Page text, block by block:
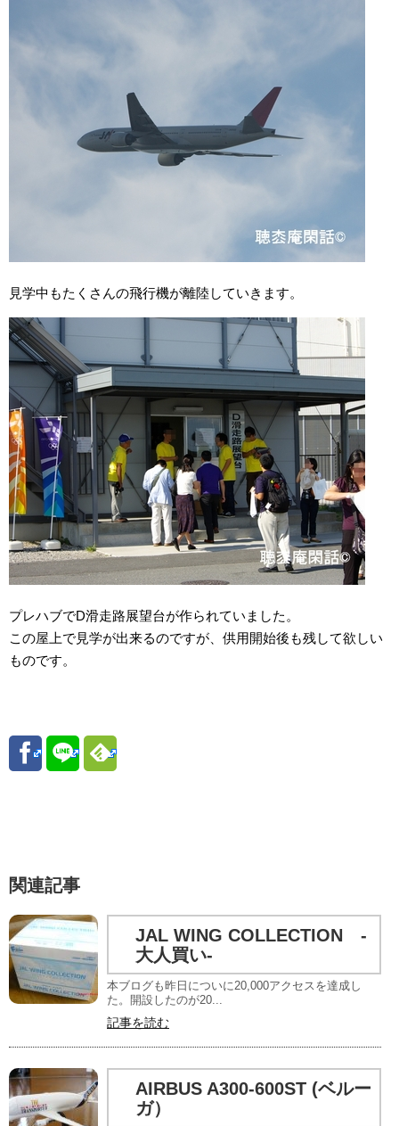
見学中もたくさんの飛行機が離陸していきます。
プレハブでD滑走路展望台が作られていました。
この屋上で見学が出来るのですが、供用開始後も残して欲しい
ものです。
関連記事
JAL WING COLLECTION -
大人買い-
本ブログも昨日についに20,000アクセスを達成し
た。開設したのが20...
記事を読む
AIRBUS A300-600ST (ベルー
ガ）